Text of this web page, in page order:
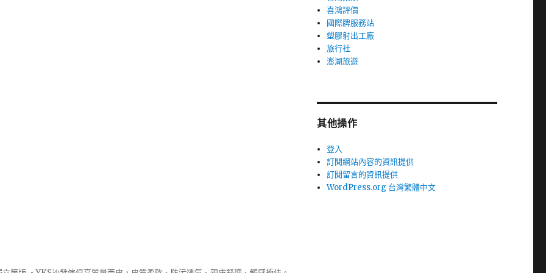
喜鴻評價
國際牌服務站
塑膠射出工廠
旅行社
澎湖旅遊
其他操作
登入
訂閱網站內容的資訊提供
訂閱留言的資訊提供
WordPress.org 台灣繁體中文